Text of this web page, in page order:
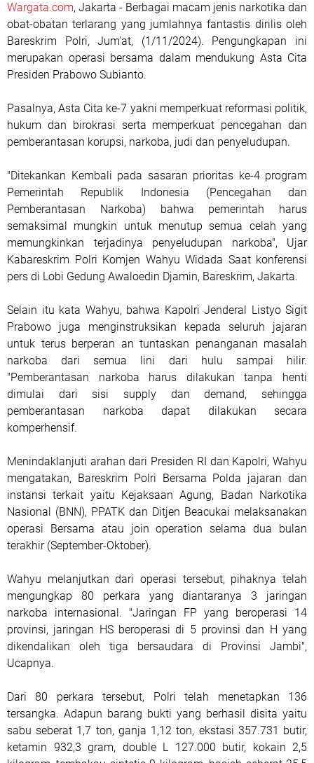
Wargata.com, Jakarta - Berbagai macam jenis narkotika dan
obat-obatan terlarang yang jumlahnya fantastis dirilis oleh
Bareskrim Polri, Jum'at, (1/11/2024). Pengungkapan ini
merupakan operasi bersama dalam mendukung Asta Cita
Presiden Prabowo Subianto.
Pasalnya, Asta Cita ke-7 yakni memperkuat reformasi politik,
hukum dan birokrasi serta memperkuat pencegahan dan
pemberantasan korupsi, narkoba, judi dan penyeludupan.
"Ditekankan Kembali pada sasaran prioritas ke-4 program
Pemerintah Republik Indonesia (Pencegahan dan
Pemberantasan Narkoba) bahwa pemerintah harus
semaksimal mungkin untuk menutup semua celah yang
memungkinkan terjadinya penyeludupan narkoba", Ujar
Kabareskrim Polri Komjen Wahyu Widada Saat konferensi
pers di Lobi Gedung Awaloedin Djamin, Bareskrim, Jakarta.
Selain itu kata Wahyu, bahwa Kapolri Jenderal Listyo Sigit
Prabowo juga menginstruksikan kepada seluruh jajaran
untuk terus berperan an tuntaskan penanganan masalah
narkoba dari semua lini dari hulu sampai hilir.
"Pemberantasan narkoba harus dilakukan tanpa henti
dimulai dari sisi supply dan demand, sehingga
pemberantasan narkoba dapat dilakukan secara
komperhensif.
Menindaklanjuti arahan dari Presiden RI dan Kapolri, Wahyu
mengatakan, Bareskrim Polri Bersama Polda jajaran dan
instansi terkait yaitu Kejaksaan Agung, Badan Narkotika
Nasional (BNN), PPATK dan Ditjen Beacukai melaksanakan
operasi Bersama atau join operation selama dua bulan
terakhir (September-Oktober).
Wahyu melanjutkan dari operasi tersebut, pihaknya telah
mengungkap 80 perkara yang diantaranya 3 jaringan
narkoba internasional. "Jaringan FP yang beroperasi 14
provinsi, jaringan HS beroperasi di 5 provinsi dan H yang
dikendalikan oleh tiga bersaudara di Provinsi Jambi",
Ucapnya.
Dari 80 perkara tersebut, Polri telah menetapkan 136
tersangka. Adapun barang bukti yang berhasil disita yaitu
sabu seberat 1,7 ton, ganja 1,12 ton, ekstasi 357.731 butir,
ketamin 932,3 gram, double L 127.000 butir, kokain 2,5